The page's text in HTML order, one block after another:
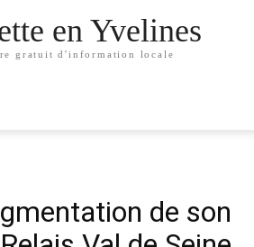
en Yvelines
gratuit d'information locale
de son